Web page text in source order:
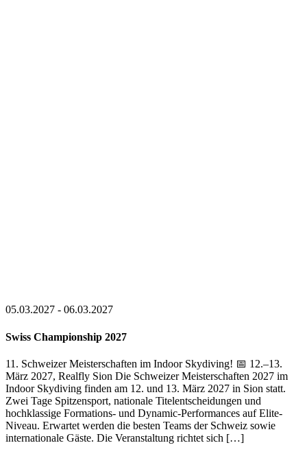
05.03.2027 - 06.03.2027
Swiss Championship 2027
11. Schweizer Meisterschaften im Indoor Skydiving! 📅 12.–13.
März 2027, Realfly Sion Die Schweizer Meisterschaften 2027 im
Indoor Skydiving finden am 12. und 13. März 2027 in Sion statt.
Zwei Tage Spitzensport, nationale Titelentscheidungen und
hochklassige Formations- und Dynamic-Performances auf Elite-
Niveau. Erwartet werden die besten Teams der Schweiz sowie
internationale Gäste. Die Veranstaltung richtet sich […]